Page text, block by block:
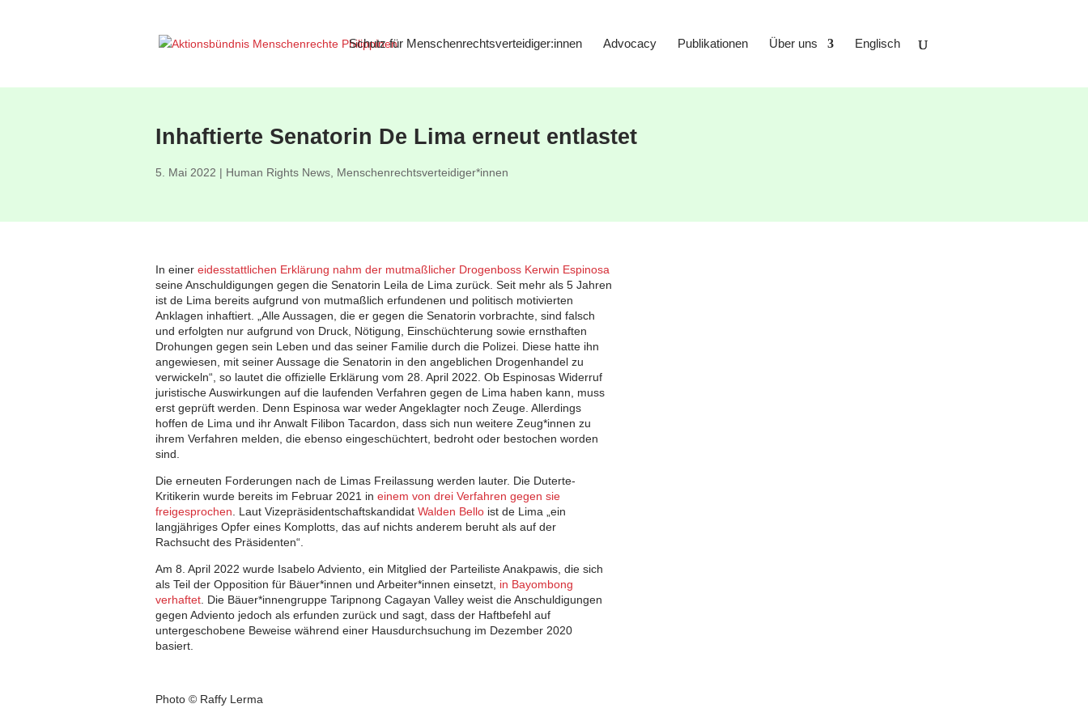
Schutz für Menschenrechtsverteidiger:innen Advocacy Publikationen Über uns Englisch
Inhaftierte Senatorin De Lima erneut entlastet
5. Mai 2022 | Human Rights News Menschenrechtsverteidiger*innen
In einer eidesstattlichen Erklärung nahm der mutmaßlicher Drogenboss Kerwin Espinosa
seine Anschuldigungen gegen die Senatorin Leila de Lima zurück. Seit mehr als 5 Jahren
ist de Lima bereits aufgrund von mutmaßlich erfundenen und politisch motivierten
Anklagen inhaftiert. „Alle Aussagen, die er gegen die Senatorin vorbrachte, sind falsch
und erfolgten nur aufgrund von Druck, Nötigung, Einschüchterung sowie ernsthaften
Drohungen gegen sein Leben und das seiner Familie durch die Polizei. Diese hatte ihn
angewiesen, mit seiner Aussage die Senatorin in den angeblichen Drogenhandel zu
verwickeln“, so lautet die offizielle Erklärung vom 28. April 2022. Ob Espinosas Widerruf
juristische Auswirkungen auf die laufenden Verfahren gegen de Lima haben kann, muss
erst geprüft werden. Denn Espinosa war weder Angeklagter noch Zeuge. Allerdings
hoffen de Lima und ihr Anwalt Filibon Tacardon, dass sich nun weitere Zeug*innen zu
ihrem Verfahren melden, die ebenso eingeschüchtert, bedroht oder bestochen worden
sind.
Die erneuten Forderungen nach de Limas Freilassung werden lauter. Die Duterte-
Kritikerin wurde bereits im Februar 2021 in einem von drei Verfahren gegen sie
freigesprochen . Laut Vizepräsidentschaftskandidat Walden Bello ist de Lima „ein
langjähriges Opfer eines Komplotts, das auf nichts anderem beruht als auf der
Rachsucht des Präsidenten“.
Am 8. April 2022 wurde Isabelo Adviento, ein Mitglied der Parteiliste Anakpawis, die sich
als Teil der Opposition für Bäuer*innen und Arbeiter*innen einsetzt, in Bayombong
verhaftet . Die Bäuer*innengruppe Taripnong Cagayan Valley weist die Anschuldigungen
gegen Adviento jedoch als erfunden zurück und sagt, dass der Haftbefehl auf
untergeschobene Beweise während einer Hausdurchsuchung im Dezember 2020
basiert.
Photo © Raffy Lerma